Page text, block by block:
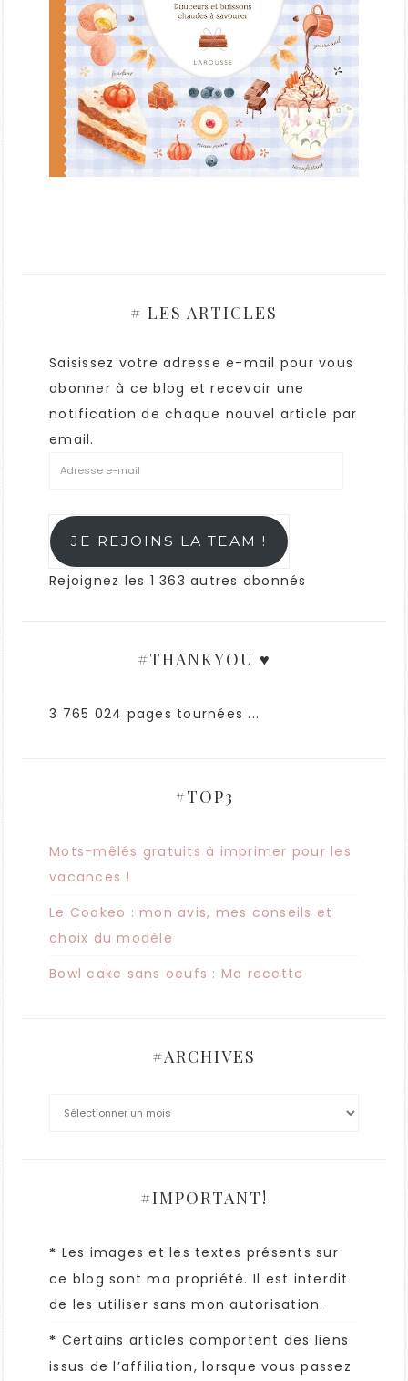
# LES ARTICLES
Saisissez votre adresse e-mail pour vous
abonner à ce blog et recevoir une
notification de chaque nouvel article par
email.
JE REJOINS LA TEAM !
Rejoignez les 1 363 autres abonnés
#THANKYOU ♥
3 765 024 pages tournées ...
#TOP3
Mots-mêlés gratuits à imprimer pour les
vacances !
Le Cookeo : mon avis, mes conseils et
choix du modèle
Bowl cake sans oeufs : Ma recette
#ARCHIVES
#IMPORTANT!
* Les images et les textes présents sur
ce blog sont ma propriété. Il est interdit
de les utiliser sans mon autorisation.
* Certains articles comportent des liens
issus de l’affiliation, lorsque vous passez